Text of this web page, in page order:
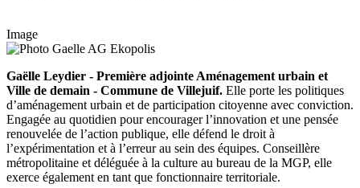
Image
Gaëlle Leydier - Première adjointe Aménagement urbain et
Ville de demain - Commune de Villejuif. Elle porte les politiques
d’aménagement urbain et de participation citoyenne avec conviction.
Engagée au quotidien pour encourager l’innovation et une pensée
renouvelée de l’action publique, elle défend le droit à
l’expérimentation et à l’erreur au sein des équipes. Conseillère
métropolitaine et déléguée à la culture au bureau de la MGP, elle
exerce également en tant que fonctionnaire territoriale.